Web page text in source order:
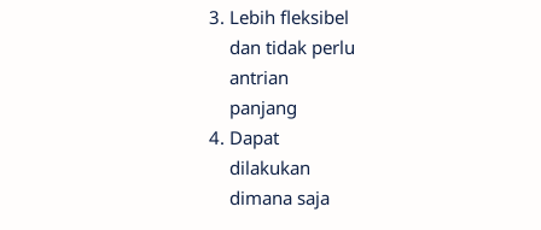
Lebih fleksibel
dan tidak perlu
antrian
panjang
Dapat
dilakukan
dimana saja